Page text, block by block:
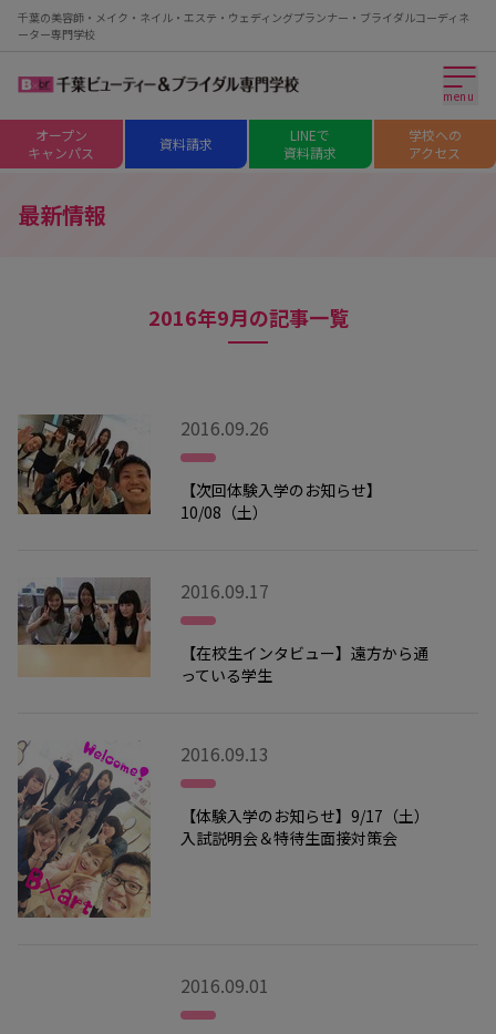
千葉の美容師・メイク・ネイル・エステ・ウェディングプランナー・ブライダルコーディネ
ーター専門学校
menu
オープン
キャンパス
資料請求
LINEで
資料請求
学校への
アクセス
最新情報
2016年9月の記事一覧
2016.09.26
【次回体験入学のお知らせ】
10/08（土）
2016.09.17
【在校生インタビュー】遠方から通
っている学生
2016.09.13
【体験入学のお知らせ】9/17（土）
入試説明会＆特待生面接対策会
2016.09.01